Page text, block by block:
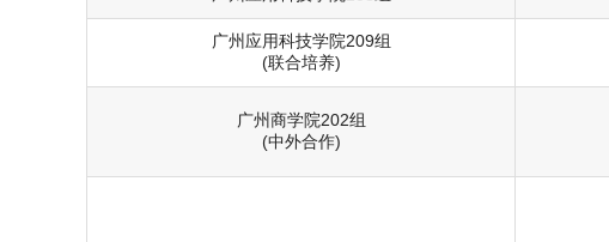
广州应用科技学院209组
(联合培养)
广州商学院202组
(中外合作)